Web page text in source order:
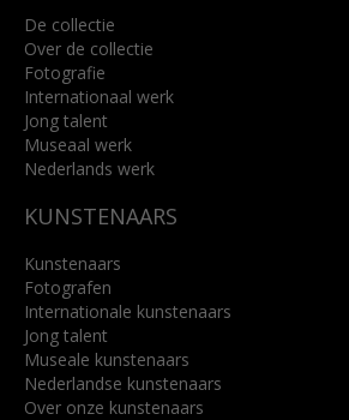
De collectie
Over de collectie
Fotografie
Internationaal werk
Jong talent
Museaal werk
Nederlands werk
KUNSTENAARS
Kunstenaars
Fotografen
Internationale kunstenaars
Jong talent
Museale kunstenaars
Nederlandse kunstenaars
Over onze kunstenaars